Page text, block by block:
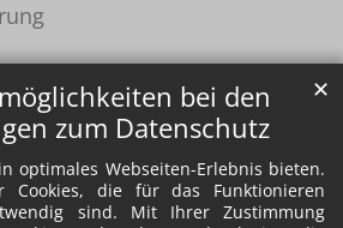
bei den
zum Datenschutz
optimales Webseiten-Erlebnis bieten.
Cookies, die für das Funktionieren
sind. Mit Ihrer Zustimmung
✕